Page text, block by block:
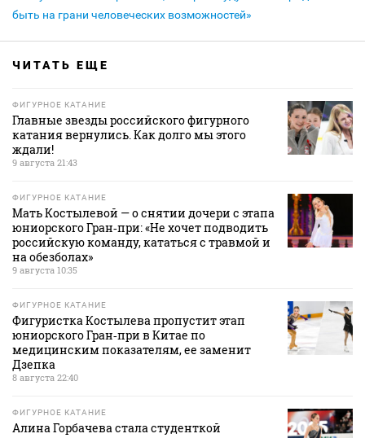
быть на грани человеческих возможностей»
ЧИТАТЬ ЕЩЕ
ФИГУРНОЕ КАТАНИЕ
Главные звезды российского фигурного
катания вернулись. Как долго мы этого
ждали!
9 августа 21:43
ФИГУРНОЕ КАТАНИЕ
Мать Костылевой — о снятии дочери с этапа
юниорского Гран‑при: «Не хочет подводить
российскую команду, кататься с травмой и
на обезболах»
9 августа 10:35
ФИГУРНОЕ КАТАНИЕ
Фигуристка Костылева пропустит этап
юниорского Гран‑при в Китае по
медицинским показателям, ее заменит
Дзепка
8 августа 22:40
ФИГУРНОЕ КАТАНИЕ
Алина Горбачева стала студенткой